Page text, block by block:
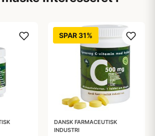
SPAR 31%
DANSK FARMACEUTISK
INDUSTRI